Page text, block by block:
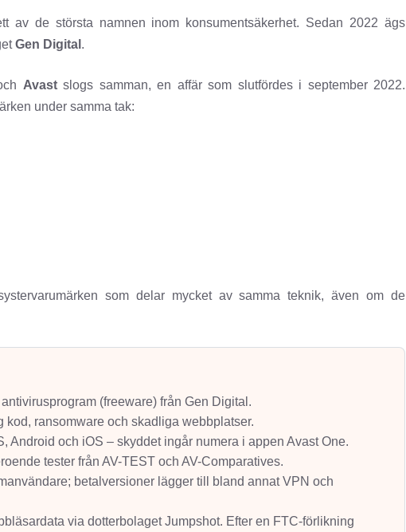
de största namnen inom konsumentsäkerhet. Sedan 2022 ägs
Gen Digital .
Avastslogs samman, en affär som slutfördes i september 2022.
under samma tak:
som delar mycket av samma teknik, även om de
(freeware) från Gen Digital.
kod, ransomware och skadliga webbplatser.
Android och iOS – skyddet ingår numera i appen Avast One.
tester från AV-TEST och AV-Comparatives.
betalversioner lägger till bland annat VPN och
via dotterbolaget Jumpshot. Efter en FTC-förlikning